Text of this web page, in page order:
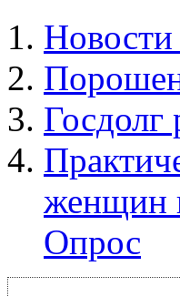
Новости
Госдолг
женщин
Опрос